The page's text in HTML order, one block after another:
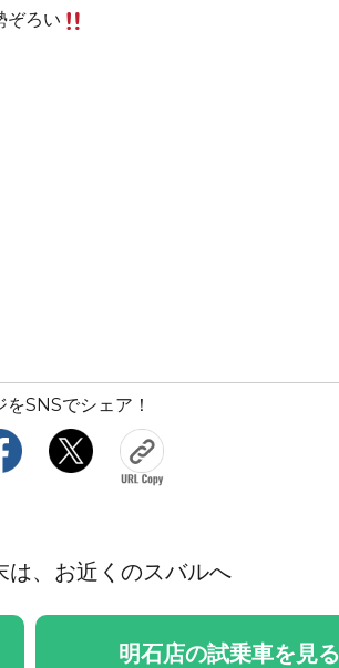
ぞろい
をSNSでシェア！
は、お近くのスバルへ
明石店の試乗車を見る